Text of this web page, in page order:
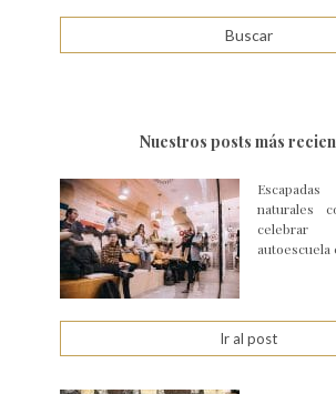
Nuestros posts más
naturales
autoescuela
Ir al post